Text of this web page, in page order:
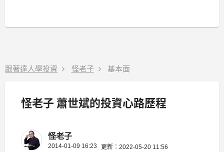
跟著達人學投資 怪老子 基本面
怪老子 蕭世斌的投資心路歷程
怪老子
2014-01-09 16:23 更新：2022-05-20 11:56